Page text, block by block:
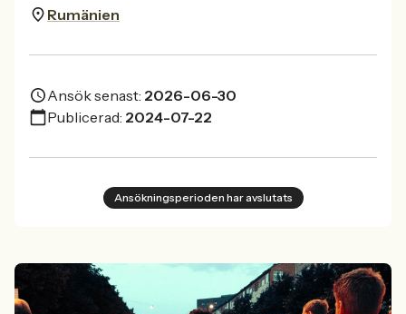
Rumänien
Ansök senast: 2026-06-30
Publicerad: 2024-07-22
Ansökningsperioden har avslutats